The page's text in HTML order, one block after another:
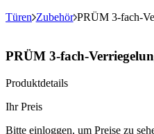
Türen Zubehör PRÜM 3-fach-
PRÜM 3-fach-
Produktdetails
Ihr Preis
Bitte einloggen, um Preise zu